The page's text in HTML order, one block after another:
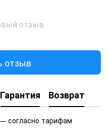
отзыв
отзыв
Гарантия Возврат
согласно тарифам